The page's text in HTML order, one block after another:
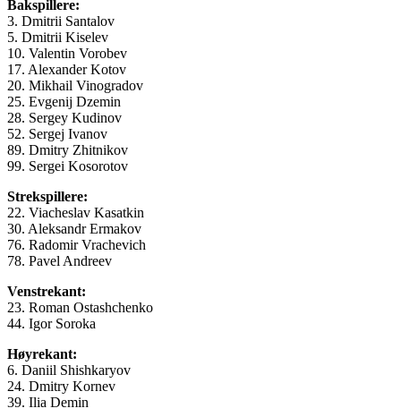
Bakspillere:
3. Dmitrii Santalov
5. Dmitrii Kiselev
10. Valentin Vorobev
17. Alexander Kotov
20. Mikhail Vinogradov
25. Evgenij Dzemin
28. Sergey Kudinov
52. Sergej Ivanov
89. Dmitry Zhitnikov
99. Sergei Kosorotov
Strekspillere:
22. Viacheslav Kasatkin
30. Aleksandr Ermakov
76. Radomir Vrachevich
78. Pavel Andreev
Venstrekant:
23. Roman Ostashchenko
44. Igor Soroka
Høyrekant:
6. Daniil Shishkaryov
24. Dmitry Kornev
39. Ilia Demin